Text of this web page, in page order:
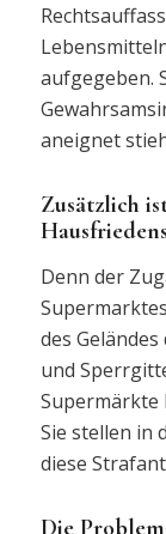
aufgegeben.
aneignet
Zusätzlich
Denn der
des
und
Supermärkte
Sie stellen in
diese
Die